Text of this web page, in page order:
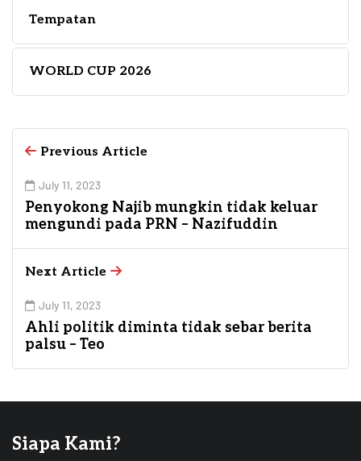
Tempatan
WORLD CUP 2026
Previous Article
July 11, 2023
Penyokong Najib mungkin tidak keluar
mengundi pada PRN – Nazifuddin
Next Article
July 11, 2023
Ahli politik diminta tidak sebar berita
palsu – Teo
Siapa Kami?